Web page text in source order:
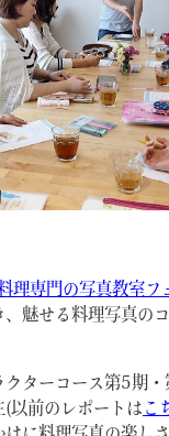
理専門の写真教室フ
魅せる料理写真の
ターコース第5期
以前のレポートは こ